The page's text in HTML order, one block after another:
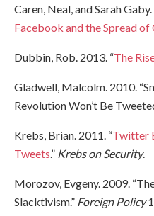
Caren, Neal, and Sarah
Facebook and the Spread
Dubbin, Rob. 2013. “The
Gladwell, Malcolm. 2010.
Revolution Won’t Be
Krebs, Brian. 2011. “Twitter
Tweets.” Krebs on Security.
Morozov, Evgeny. 2009.
Slacktivism.” Foreign Policy